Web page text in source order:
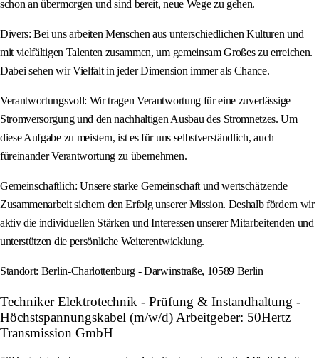
schon an übermorgen und sind bereit, neue Wege zu gehen.
Divers: Bei uns arbeiten Menschen aus unterschiedlichen Kulturen und
mit vielfältigen Talenten zusammen, um gemeinsam Großes zu erreichen.
Dabei sehen wir Vielfalt in jeder Dimension immer als Chance.
Verantwortungsvoll: Wir tragen Verantwortung für eine zuverlässige
Stromversorgung und den nachhaltigen Ausbau des Stromnetzes. Um
diese Aufgabe zu meistern, ist es für uns selbstverständlich, auch
füreinander Verantwortung zu übernehmen.
Gemeinschaftlich: Unsere starke Gemeinschaft und wertschätzende
Zusammenarbeit sichern den Erfolg unserer Mission. Deshalb fördern wir
aktiv die individuellen Stärken und Interessen unserer Mitarbeitenden und
unterstützen die persönliche Weiterentwicklung.
Standort: Berlin-Charlottenburg - Darwinstraße, 10589 Berlin
Techniker Elektrotechnik - Prüfung & Instandhaltung -
Höchstspannungskabel (m/w/d) Arbeitgeber: 50Hertz
Transmission GmbH